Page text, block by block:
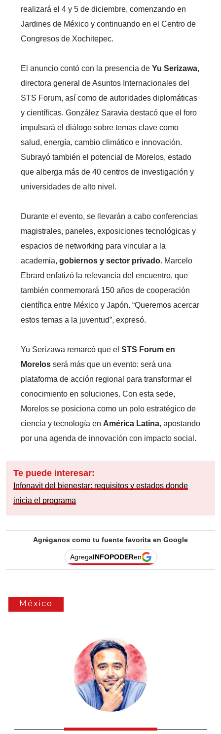
realizará el 4 y 5 de diciembre, comenzando en
Jardines de México y continuando en el Centro de
Congresos de Xochitepec.
El anuncio contó con la presencia de Yu Serizawa,
directora general de Asuntos Internacionales del
STS Forum, así como de autoridades diplomáticas
y científicas. González Saravia destacó que el foro
impulsará el diálogo sobre temas clave como
salud, energía, cambio climático e innovación.
Subrayó también el potencial de Morelos, estado
que alberga más de 40 centros de investigación y
universidades de alto nivel.
Durante el evento, se llevarán a cabo conferencias
magistrales, paneles, exposiciones tecnológicas y
espacios de networking para vincular a la
academia, gobiernos y sector privado. Marcelo
Ebrard enfatizó la relevancia del encuentro, que
también conmemorará 150 años de cooperación
científica entre México y Japón. “Queremos acercar
estos temas a la juventud”, expresó.
Yu Serizawa remarcó que el STS Forum en
Morelos será más que un evento: será una
plataforma de acción regional para transformar el
conocimiento en soluciones. Con esta sede,
Morelos se posiciona como un polo estratégico de
ciencia y tecnología en América Latina, apostando
por una agenda de innovación con impacto social.
Te puede interesar:
Infonavit del bienestar: requisitos y estados donde
inicia el programa
Agréganos como tu fuente favorita en Google
AgregaINFOPODERen
México